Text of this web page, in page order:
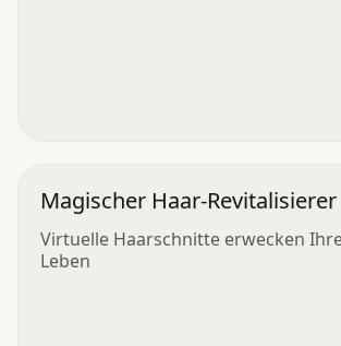
Magischer Haar-Revitalisierer
Virtuelle Haarschnitte erwecken
Leben